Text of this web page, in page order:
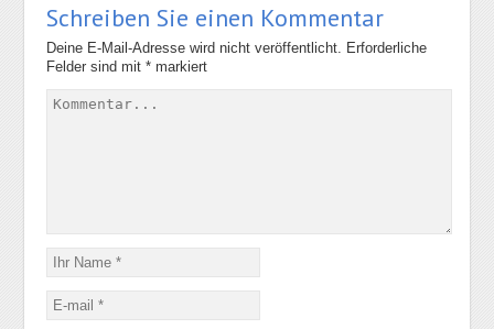
Schreiben Sie einen Kommentar
Deine E-Mail-Adresse wird nicht veröffentlicht.
Erforderliche
Felder sind mit* markiert